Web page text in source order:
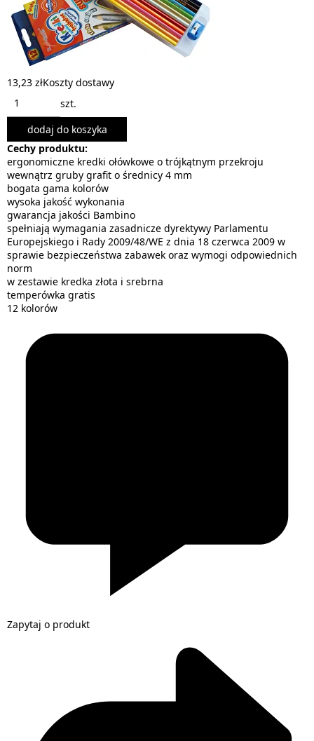
13,23 złKoszty dostawy
szt.
dodaj do koszyka
Cechy produktu:
ergonomiczne kredki ołówkowe o trójkątnym przekroju
wewnątrz gruby grafit o średnicy 4 mm
bogata gama kolorów
wysoka jakość wykonania
gwarancja jakości Bambino
spełniają wymagania zasadnicze dyrektywy Parlamentu
Europejskiego i Rady 2009/48/WE z dnia 18 czerwca 2009 w
sprawie bezpieczeństwa zabawek oraz wymogi odpowiednich
norm
w zestawie kredka złota i srebrna
temperówka gratis
12 kolorów
Zapytaj o produkt